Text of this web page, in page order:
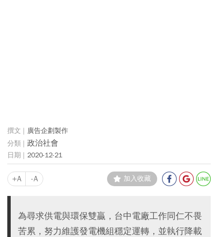
廣告企劃製作
政治社會
2020-12-21
+A -A 加入收藏
為尋求供電與環保雙贏，台中電廠工作同仁不畏
苦累，努力維護發電機組穩定運轉，並執行降載